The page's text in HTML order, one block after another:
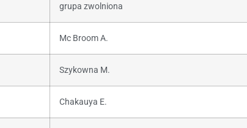
grupa zwolniona
Mc Broom A.
Szykowna M.
Chakauya E.